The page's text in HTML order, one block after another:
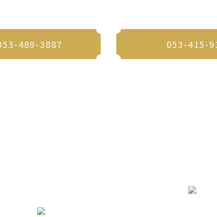
489-3887 053-415-